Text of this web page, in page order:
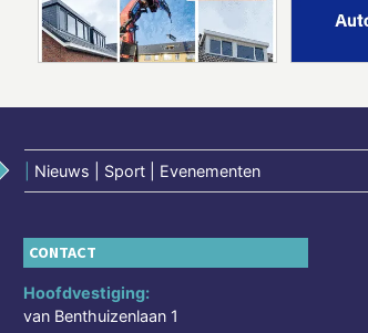
Nieuws | Sport | Evenementen
CONTACT
Hoofdvestiging:
van Benthuizenlaan 1